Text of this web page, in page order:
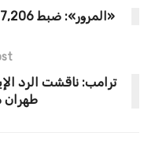
«المرور»: ضبط 7,206 دراجة آلية مخالفة خلال أسبوع
ترامب: ناقشت الرد
طهران